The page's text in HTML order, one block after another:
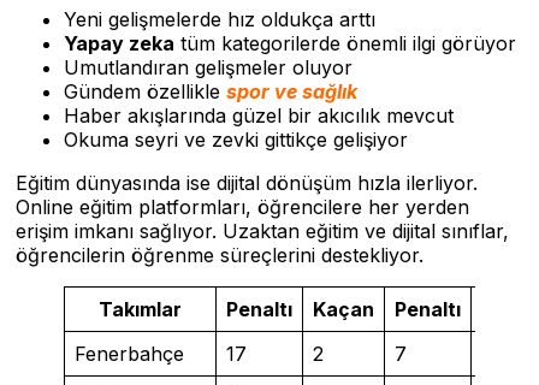
Yeni gelişmelerde hız oldukça arttı
Yapay zeka tüm kategorilerde önemli ilgi görüyor
Umutlandıran gelişmeler oluyor
Gündem özellikle spor ve sağlık
Haber akışlarında güzel bir akıcılık mevcut
Okuma seyri ve zevki gittikçe gelişiyor
Eğitim dünyasında ise dijital dönüşüm hızla ilerliyor.
Online eğitim platformları, öğrencilere her yerden
erişim imkanı sağlıyor. Uzaktan eğitim ve dijital sınıflar,
öğrencilerin öğrenme süreçlerini destekliyor.
Takımlar Penaltı Kaçan Penaltı
Fenerbahçe
17 2 7